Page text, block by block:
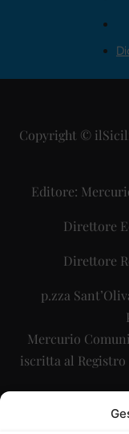
Copyright ©
Editore:
Direttore
Direttore
p.zza
Mercurio
iscritta al
Sito gestito da